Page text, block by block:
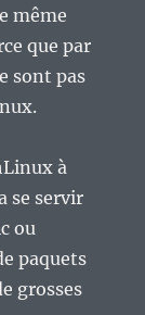
même
que par
sont pas
à
se servir
ou
paquets
grosses